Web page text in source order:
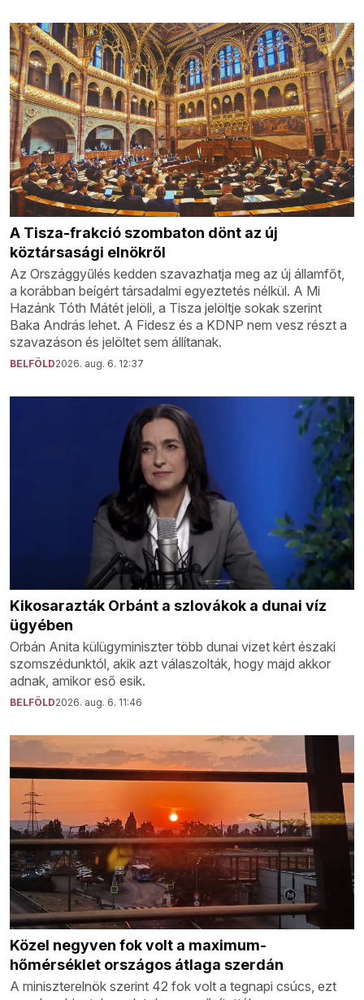
A Tisza-frakció szombaton dönt az új
köztársasági elnökről
Az Országgyűlés kedden szavazhatja meg az új államfőt,
a korábban beígért társadalmi egyeztetés nélkül. A Mi
Hazánk Tóth Mátét jelöli, a Tisza jelöltje sokak szerint
Baka András lehet. A Fidesz és a KDNP nem vesz részt a
szavazáson és jelöltet sem állítanak.
BELFÖLD2026. aug. 6. 12:37
Kikosarazták Orbánt a szlovákok a dunai víz
ügyében
Orbán Anita külügyminiszter több dunai vizet kért északi
szomszédunktól, akik azt válaszolták, hogy majd akkor
adnak, amikor eső esik.
BELFÖLD2026. aug. 6. 11:46
Közel negyven fok volt a maximum-
hőmérséklet országos átlaga szerdán
A miniszterelnök szerint 42 fok volt a tegnapi csúcs, ezt